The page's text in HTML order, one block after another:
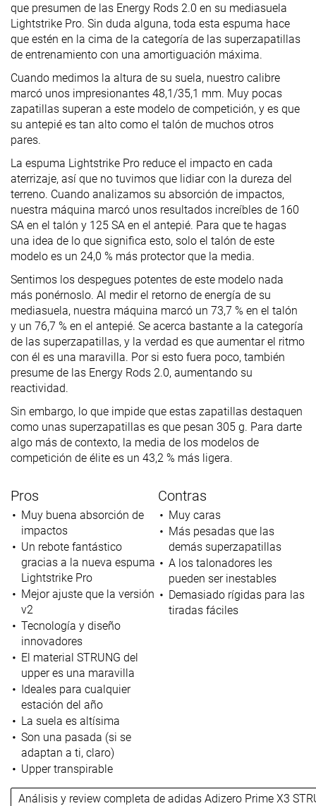
que presumen de las Energy Rods 2.0 en su mediasuela
Lightstrike Pro. Sin duda alguna, toda esta espuma hace
que estén en la cima de la categoría de las superzapatillas
de entrenamiento con una amortiguación máxima.
Cuando medimos la altura de su suela, nuestro calibre
marcó unos impresionantes 48,1/35,1 mm. Muy pocas
zapatillas superan a este modelo de competición, y es que
su antepié es tan alto como el talón de muchos otros
pares.
La espuma Lightstrike Pro reduce el impacto en cada
aterrizaje, así que no tuvimos que lidiar con la dureza del
terreno. Cuando analizamos su absorción de impactos,
nuestra máquina marcó unos resultados increíbles de 160
SA en el talón y 125 SA en el antepié. Para que te hagas
una idea de lo que significa esto, solo el talón de este
modelo es un 24,0 % más protector que la media.
Sentimos los despegues potentes de este modelo nada
más ponérnoslo. Al medir el retorno de energía de su
mediasuela, nuestra máquina marcó un 73,7 % en el talón
y un 76,7 % en el antepié. Se acerca bastante a la categoría
de las superzapatillas, y la verdad es que aumentar el ritmo
con él es una maravilla. Por si esto fuera poco, también
presume de las Energy Rods 2.0, aumentando su
reactividad.
Sin embargo, lo que impide que estas zapatillas destaquen
como unas superzapatillas es que pesan 305 g. Para darte
algo más de contexto, la media de los modelos de
competición de élite es un 43,2 % más ligera.
Pros
Muy buena absorción de
impactos
Un rebote fantástico
gracias a la nueva espuma
Lightstrike Pro
Mejor ajuste que la versión
v2
Tecnología y diseño
innovadores
El material STRUNG del
upper es una maravilla
Ideales para cualquier
estación del año
La suela es altísima
Son una pasada (si se
adaptan a ti, claro)
Upper transpirable
Contras
Muy caras
Más pesadas que las
demás superzapatillas
A los talonadores les
pueden ser inestables
Demasiado rígidas para las
tiradas fáciles
Análisis y review completa de adidas Adizero Prime X3